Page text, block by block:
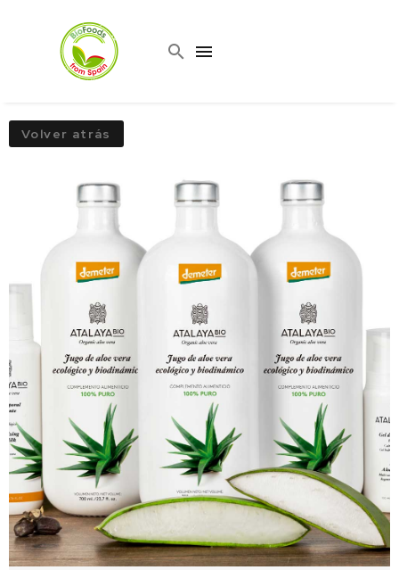
Volver atrás